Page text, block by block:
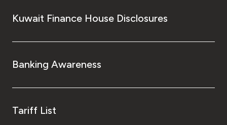
Kuwait Finance House Disclosures
Banking Awareness
Tariff List